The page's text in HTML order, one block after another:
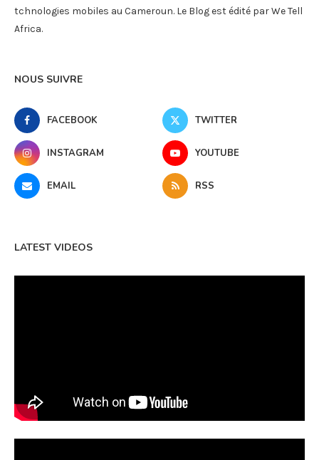
tchnologies mobiles au Cameroun. Le Blog est édité par We Tell
Africa.
NOUS SUIVRE
FACEBOOK TWITTER
INSTAGRAM YOUTUBE
EMAIL RSS
LATEST VIDEOS